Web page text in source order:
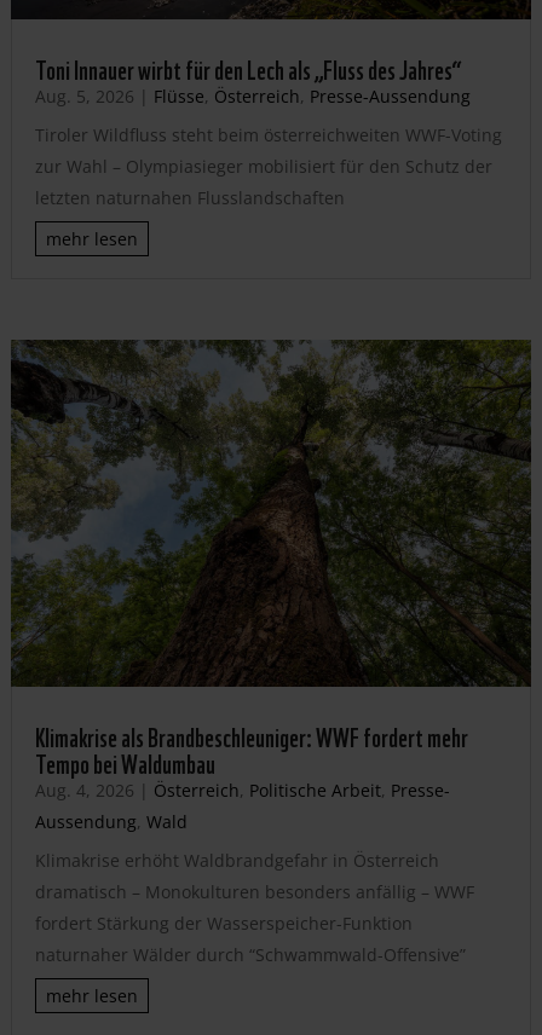
Toni Innauer wirbt für den Lech als „Fluss des Jahres“
Aug. 5, 2026 | Flüsse, Österreich, Presse-Aussendung
Tiroler Wildfluss steht beim österreichweiten WWF-Voting
zur Wahl – Olympiasieger mobilisiert für den Schutz der
letzten naturnahen Flusslandschaften
mehr lesen
Klimakrise als Brandbeschleuniger: WWF fordert mehr
Tempo bei Waldumbau
Aug. 4, 2026 | Österreich, Politische Arbeit, Presse-
Aussendung, Wald
Klimakrise erhöht Waldbrandgefahr in Österreich
dramatisch – Monokulturen besonders anfällig – WWF
fordert Stärkung der Wasserspeicher-Funktion
naturnaher Wälder durch “Schwammwald-Offensive”
mehr lesen